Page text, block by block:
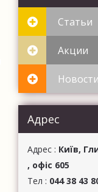
ДРУК
Статьи
Акции
Новости
Адрес
Aдрес : Київ,
, офіс 605
Тел : 044 38 43